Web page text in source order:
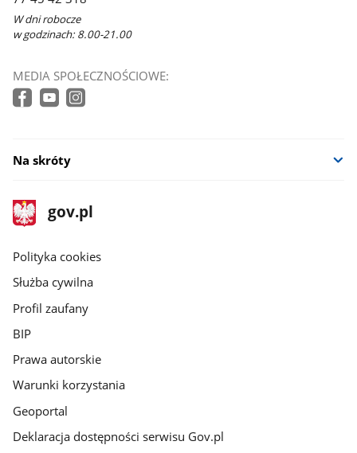
W dni robocze
w godzinach: 8.00-21.00
MEDIA SPOŁECZNOŚCIOWE:
Na skróty
stopka
gov.pl
Strona
gov.pl
gov.pl
Polityka cookies
Służba cywilna
Profil zaufany
BIP
Prawa autorskie
Warunki korzystania
Geoportal
Deklaracja dostępności serwisu Gov.pl